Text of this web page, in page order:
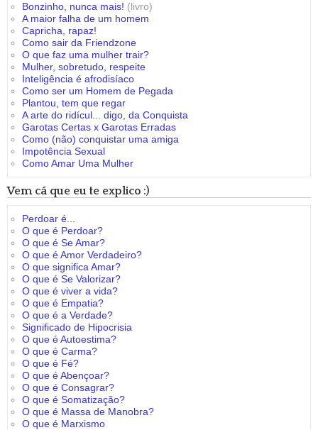
Bonzinho, nunca mais! (livro)
A maior falha de um homem
Capricha, rapaz!
Como sair da Friendzone
O que faz uma mulher trair?
Mulher, sobretudo, respeite
Inteligência é afrodisíaco
Como ser um Homem de Pegada
Plantou, tem que regar
A arte do ridícul... digo, da Conquista
Garotas Certas x Garotas Erradas
Como (não) conquistar uma amiga
Impotência Sexual
Como Amar Uma Mulher
Vem cá que eu te explico :)
Perdoar é...
O que é Perdoar?
O que é Se Amar?
O que é Amor Verdadeiro?
O que significa Amar?
O que é Se Valorizar?
O que é viver a vida?
O que é Empatia?
O que é a Verdade?
Significado de Hipocrisia
O que é Autoestima?
O que é Carma?
O que é Fé?
O que é Abençoar?
O que é Consagrar?
O que é Somatização?
O que é Massa de Manobra?
O que é Marxismo